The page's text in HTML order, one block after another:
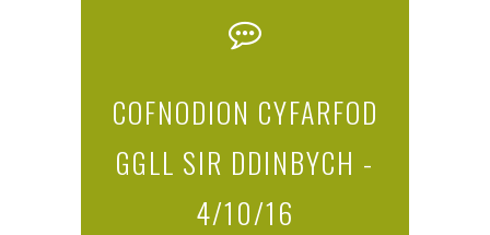
COFNODION CYFARFOD
GGLL SIR DDINBYCH -
4/10/16